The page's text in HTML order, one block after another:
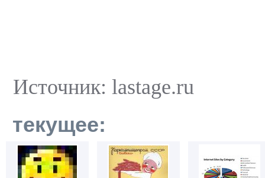
Источник: lastage.ru
текущее: